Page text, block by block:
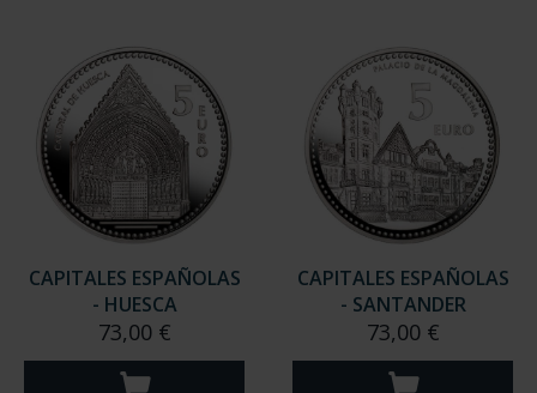
CAPITALES ESPAÑOLAS
- HUESCA
73,00 €
CAPITALES ESPAÑOLAS
- SANTANDER
73,00 €